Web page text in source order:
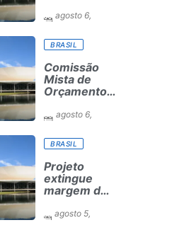
adolescentes
conteúdos
inadequados
agosto 6,
BRASIL
Comissão
Mista de
Orçamento
sugestões
financiamento
de creches e
pré-escolas
agosto 6,
BRASIL
Projeto
extingue
margem de
crédito em
agosto 5,